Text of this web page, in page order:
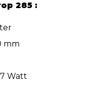
285 :
mm
Watt